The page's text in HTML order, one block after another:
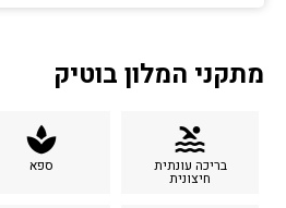
מתקני המלון בוטיק
pool
בריכה עונתית
חיצונית
spa
ספא